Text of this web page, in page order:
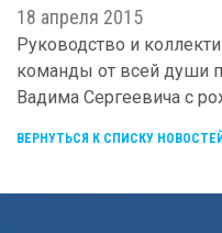
18 апреля 2015
Руководство и
команды от всей души
Вадима Сергеевича с
ВЕРНУТЬСЯ К СПИСКУ НОВОСТЕЙ